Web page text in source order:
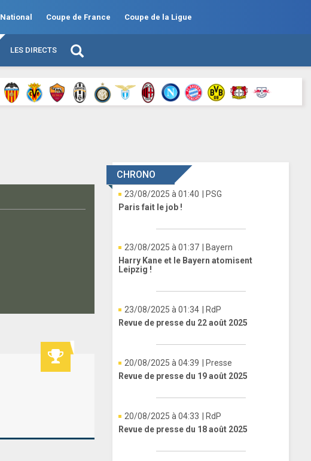
National Coupe de France Coupe de la Ligue
LES DIRECTS
CHRONO
23/08/2025 à 01:40
| PSG
Paris fait le job !
23/08/2025 à 01:37
| Bayern
Harry Kane et le Bayern atomisent
Leipzig !
23/08/2025 à 01:34
| RdP
Revue de presse du 22 août 2025
20/08/2025 à 04:39
| Presse
Revue de presse du 19 août 2025
20/08/2025 à 04:33
| RdP
Revue de presse du 18 août 2025